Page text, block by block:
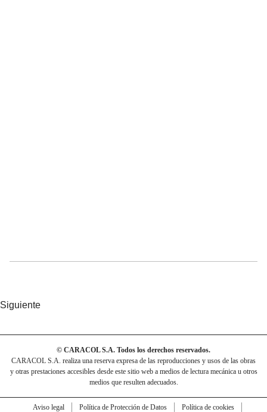
Siguiente
© CARACOL S.A. Todos los derechos reservados.
CARACOL S.A. realiza una reserva expresa de las reproducciones y usos de las obras
y otras prestaciones accesibles desde este sitio web a medios de lectura mecánica u otros
medios que resulten adecuados.
Aviso legal Política de Protección de Datos
Política de cookies